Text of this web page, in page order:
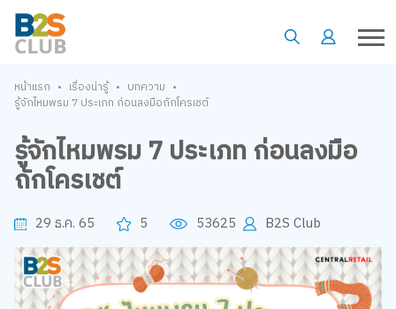
หน้าแรก • เรื่องน่ารู้ • บทความ •
รู้จักไหมพรม 7 ประเภท ก่อนลงมือถักโครเชต์
รู้จักไหมพรม 7 ประเภท ก่อนลงมือ
ถักโครเชต์
29 ธ.ค. 65 5 53625 B2S Club